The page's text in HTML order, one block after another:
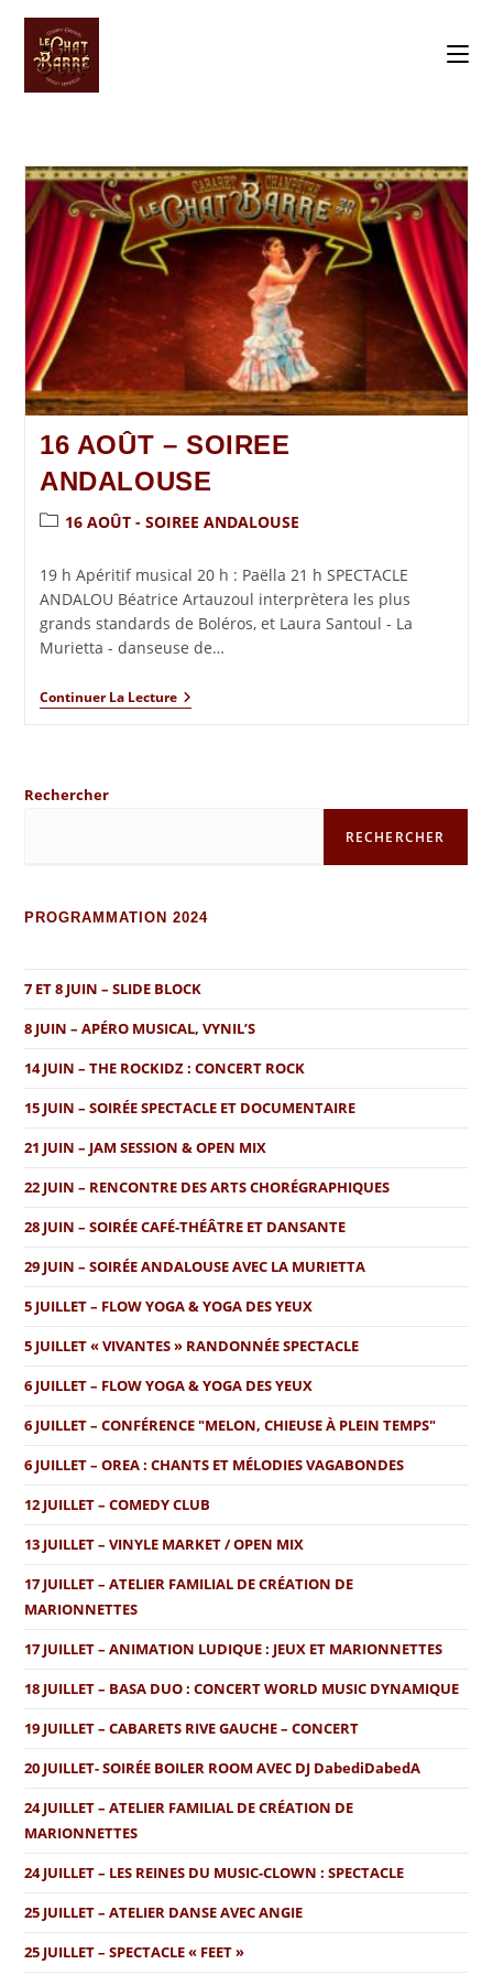
16 AOÛT – SOIREE
ANDALOUSE
16 AOÛT - SOIREE ANDALOUSE
19 h Apéritif musical 20 h : Paëlla 21 h SPECTACLE
ANDALOU Béatrice Artauzoul interprètera les plus
grands standards de Boléros, et Laura Santoul - La
Murietta - danseuse de…
Continuer La Lecture
Rechercher
RECHERCHER
PROGRAMMATION 2024
7 ET 8 JUIN – SLIDE BLOCK
8 JUIN – APÉRO MUSICAL, VYNIL’S
14 JUIN – THE ROCKIDZ : CONCERT ROCK
15 JUIN – SOIRÉE SPECTACLE ET DOCUMENTAIRE
21 JUIN – JAM SESSION & OPEN MIX
22 JUIN – RENCONTRE DES ARTS CHORÉGRAPHIQUES
28 JUIN – SOIRÉE CAFÉ-THÉÂTRE ET DANSANTE
29 JUIN – SOIRÉE ANDALOUSE AVEC LA MURIETTA
5 JUILLET – FLOW YOGA & YOGA DES YEUX
5 JUILLET « VIVANTES » RANDONNÉE SPECTACLE
6 JUILLET – FLOW YOGA & YOGA DES YEUX
6 JUILLET – CONFÉRENCE "MELON, CHIEUSE À PLEIN TEMPS"
6 JUILLET – OREA : CHANTS ET MÉLODIES VAGABONDES
12 JUILLET – COMEDY CLUB
13 JUILLET – VINYLE MARKET / OPEN MIX
17 JUILLET – ATELIER FAMILIAL DE CRÉATION DE
MARIONNETTES
17 JUILLET – ANIMATION LUDIQUE : JEUX ET MARIONNETTES
18 JUILLET – BASA DUO : CONCERT WORLD MUSIC DYNAMIQUE
19 JUILLET – CABARETS RIVE GAUCHE – CONCERT
20 JUILLET- SOIRÉE BOILER ROOM AVEC DJ DabediDabedA
24 JUILLET – ATELIER FAMILIAL DE CRÉATION DE
MARIONNETTES
24 JUILLET – LES REINES DU MUSIC-CLOWN : SPECTACLE
25 JUILLET – ATELIER DANSE AVEC ANGIE
25 JUILLET – SPECTACLE « FEET »